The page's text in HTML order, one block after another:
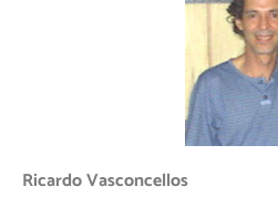
Ricardo Vasconcellos